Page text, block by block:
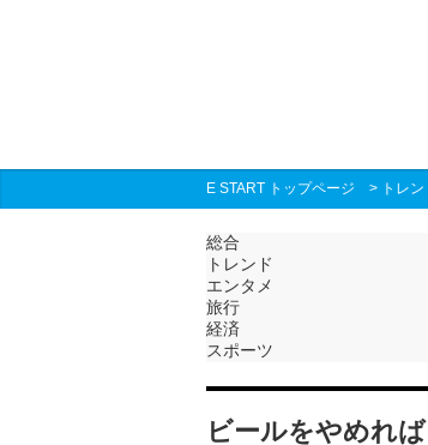
E START トップページ > トレン
総合
トレンド
エンタメ
旅行
経済
スポーツ
ビールをやめれ